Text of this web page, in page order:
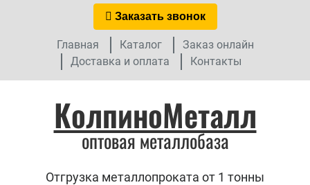
Заказать звонок
Главная Каталог
Заказ онлайн
Доставка и оплата
Контакты
КолпиноМеталл
оптовая металлобаза
Отгрузка металлопроката от 1 тонны